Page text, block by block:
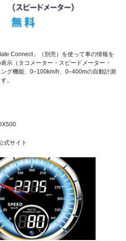
Connect」（別売）を使って車の情報を
示（タコメーター・スピードメーター・
グ機能、0‒100km/h、0‒400mの自動計測
。
式サイト